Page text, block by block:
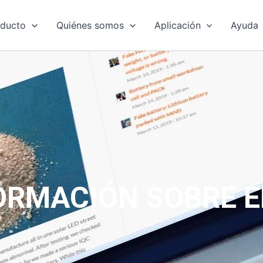
Quiénes somos Aplicación Ayuda
SOBRE